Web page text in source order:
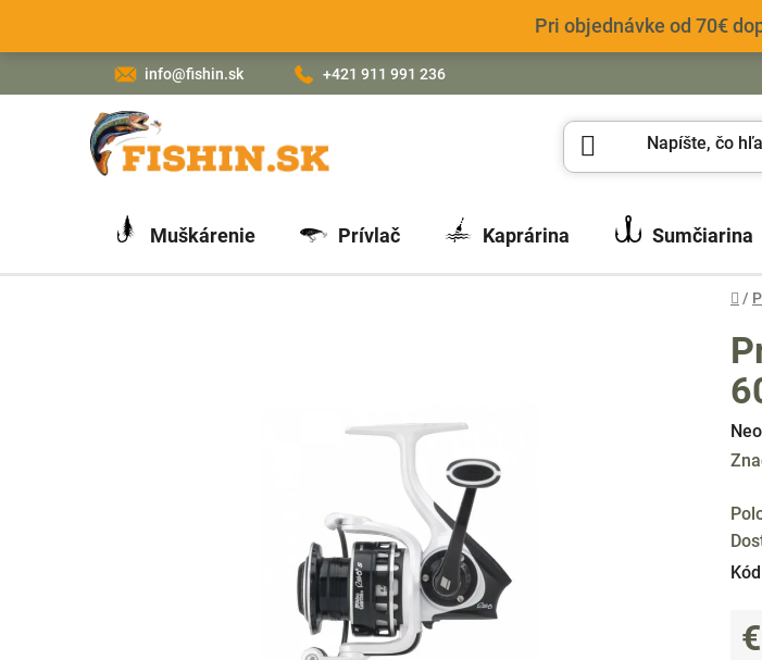
obsah
Pri objednávke od 70€
info@fishin.sk +421 911 991 236
Muškárenie Prívlač Kaprárina Sumčiarina
/
je
0,0
z